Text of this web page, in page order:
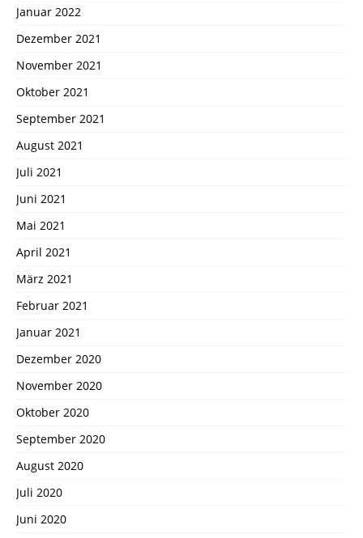
Januar 2022
Dezember 2021
November 2021
Oktober 2021
September 2021
August 2021
Juli 2021
Juni 2021
Mai 2021
April 2021
März 2021
Februar 2021
Januar 2021
Dezember 2020
November 2020
Oktober 2020
September 2020
August 2020
Juli 2020
Juni 2020